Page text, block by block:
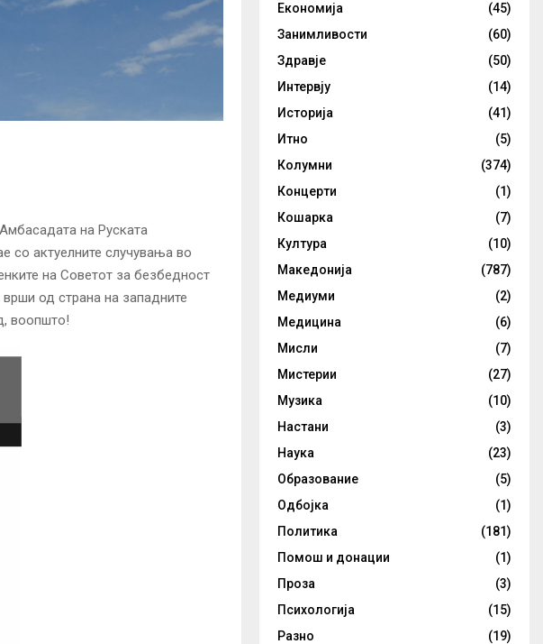
на Руската
со актуелните случувања во
на Советот за безбедност
од страна на западните
воопшто!
Економија
(45)
Занимливости
(60)
Здравје
(50)
Интервју
(14)
Историја
(41)
Итно
(5)
Колумни
(374)
Концерти
(1)
Кошарка
(7)
Култура
(10)
Македонија
(787)
Медиуми
(2)
Медицина
(6)
Мисли
(7)
Мистерии
(27)
Музика
(10)
Настани
(3)
Наука
(23)
Образование
(5)
Одбојка
(1)
Политика
(181)
Помош и донации
(1)
Проза
(3)
Психологија
(15)
Разно
(19)